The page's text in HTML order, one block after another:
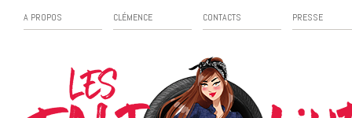
A PROPOS CLÉMENCE CONTACTS PRESSE